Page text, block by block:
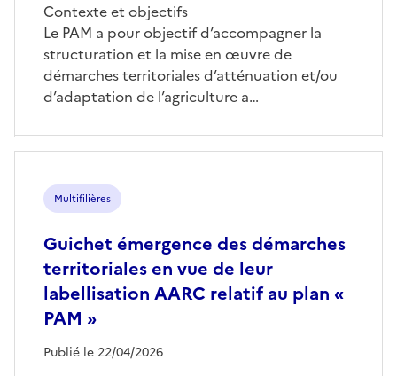
Contexte et objectifs
Le PAM a pour objectif d’accompagner la
structuration et la mise en œuvre de
démarches territoriales d’atténuation et/ou
d’adaptation de l’agriculture a…
Multifilières
Guichet émergence des démarches
territoriales en vue de leur
labellisation AARC relatif au plan «
PAM »
Publié le 22/04/2026